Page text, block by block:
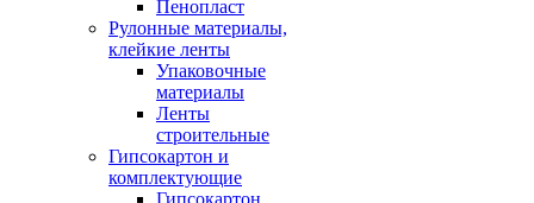
Пенопласт
Рулонные материалы,
клейкие ленты
Упаковочные
материалы
Ленты
строительные
Гипсокартон и
комплектующие
Гипсокартон